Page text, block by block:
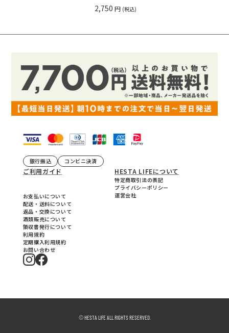
2,750円 (税込)
銀行振込 コンビニ決済
ご利用ガイド
お支払いについて
配送・送料について
返品・交換について
酒類販売について
領収書発行について
利用規約
定期購入利用規約
お問い合わせ
HESTA LIFEについて
特定商取引法の表記
プライバシーポリシー
運営会社
© HESTA LIFE ALL RIGHTS RESERVED.